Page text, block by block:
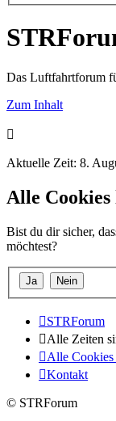
Das Luftfahrtforum
Zum Inhalt
Aktuelle Zeit: 8.
Alle Cookies
Bist du dir sicher,
möchtest?
STRForum
Alle Zeiten
Alle Cookies
Kontakt
© STRForum